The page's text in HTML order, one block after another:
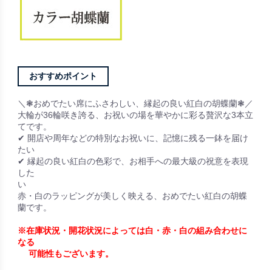
おすすめポイント
＼❃おめでたい席にふさわしい、縁起の良い紅白の胡蝶蘭❃／
大輪が36輪咲き誇る、お祝いの場を華やかに彩る贅沢な3本立
てです。
✔ 開店や周年などの特別なお祝いに、記憶に残る一鉢を届け
たい
✔ 縁起の良い紅白の色彩で、お相手への最大級の祝意を表現
した
い
赤・白のラッピングが美しく映える、おめでたい紅白の胡蝶
蘭です。
※在庫状況・開花状況によっては白・赤・白の組み合わせに
なる
可能性もございます。